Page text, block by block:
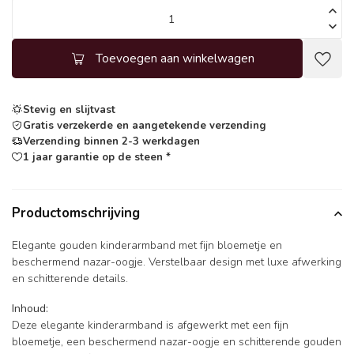
Toevoegen aan winkelwagen
Stevig en slijtvast
Gratis verzekerde en aangetekende verzending
Verzending binnen 2-3 werkdagen
1 jaar garantie op de steen *
Productomschrijving
Elegante gouden kinderarmband met fijn bloemetje en
beschermend nazar-oogje. Verstelbaar design met luxe afwerking
en schitterende details.
Inhoud:
Deze elegante kinderarmband is afgewerkt met een fijn
bloemetje, een beschermend nazar-oogje en schitterende gouden